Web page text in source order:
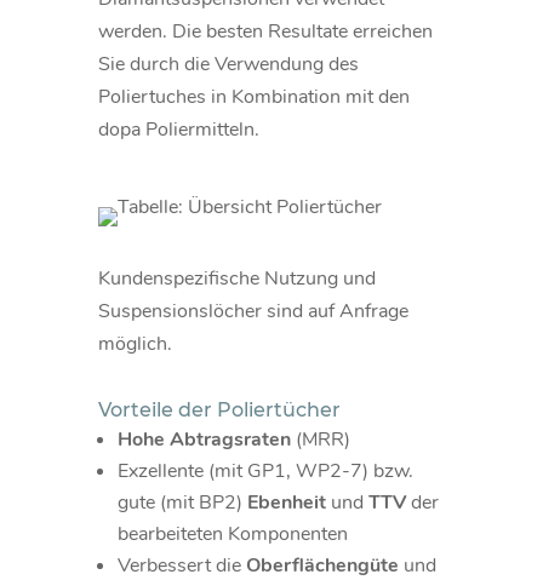
werden. Die besten Resultate erreichen
Sie durch die Verwendung des
Poliertuches in Kombination mit den
dopa Poliermitteln.
Kundenspezifische Nutzung und
Suspensionslöcher sind auf Anfrage
möglich.
Vorteile der Poliertücher
Hohe Abtragsraten(MRR)
Exzellente (mit GP1, WP2-7) bzw.
gute (mit BP2) Ebenheitund TTVder
bearbeiteten Komponenten
Verbessert die Oberflächengüte und